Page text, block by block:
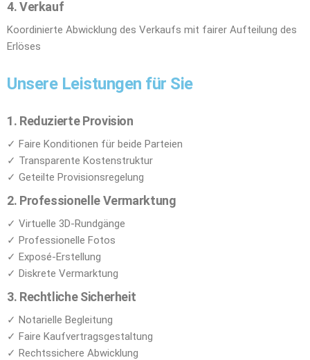
4. Verkauf
Koordinierte Abwicklung des Verkaufs mit fairer Aufteilung des
Erlöses
Unsere Leistungen für Sie
1. Reduzierte Provision
✓ Faire Konditionen für beide Parteien
✓ Transparente Kostenstruktur
✓ Geteilte Provisionsregelung
2. Professionelle Vermarktung
✓ Virtuelle 3D-Rundgänge
✓ Professionelle Fotos
✓ Exposé-Erstellung
✓ Diskrete Vermarktung
3. Rechtliche Sicherheit
✓ Notarielle Begleitung
✓ Faire Kaufvertragsgestaltung
✓ Rechtssichere Abwicklung